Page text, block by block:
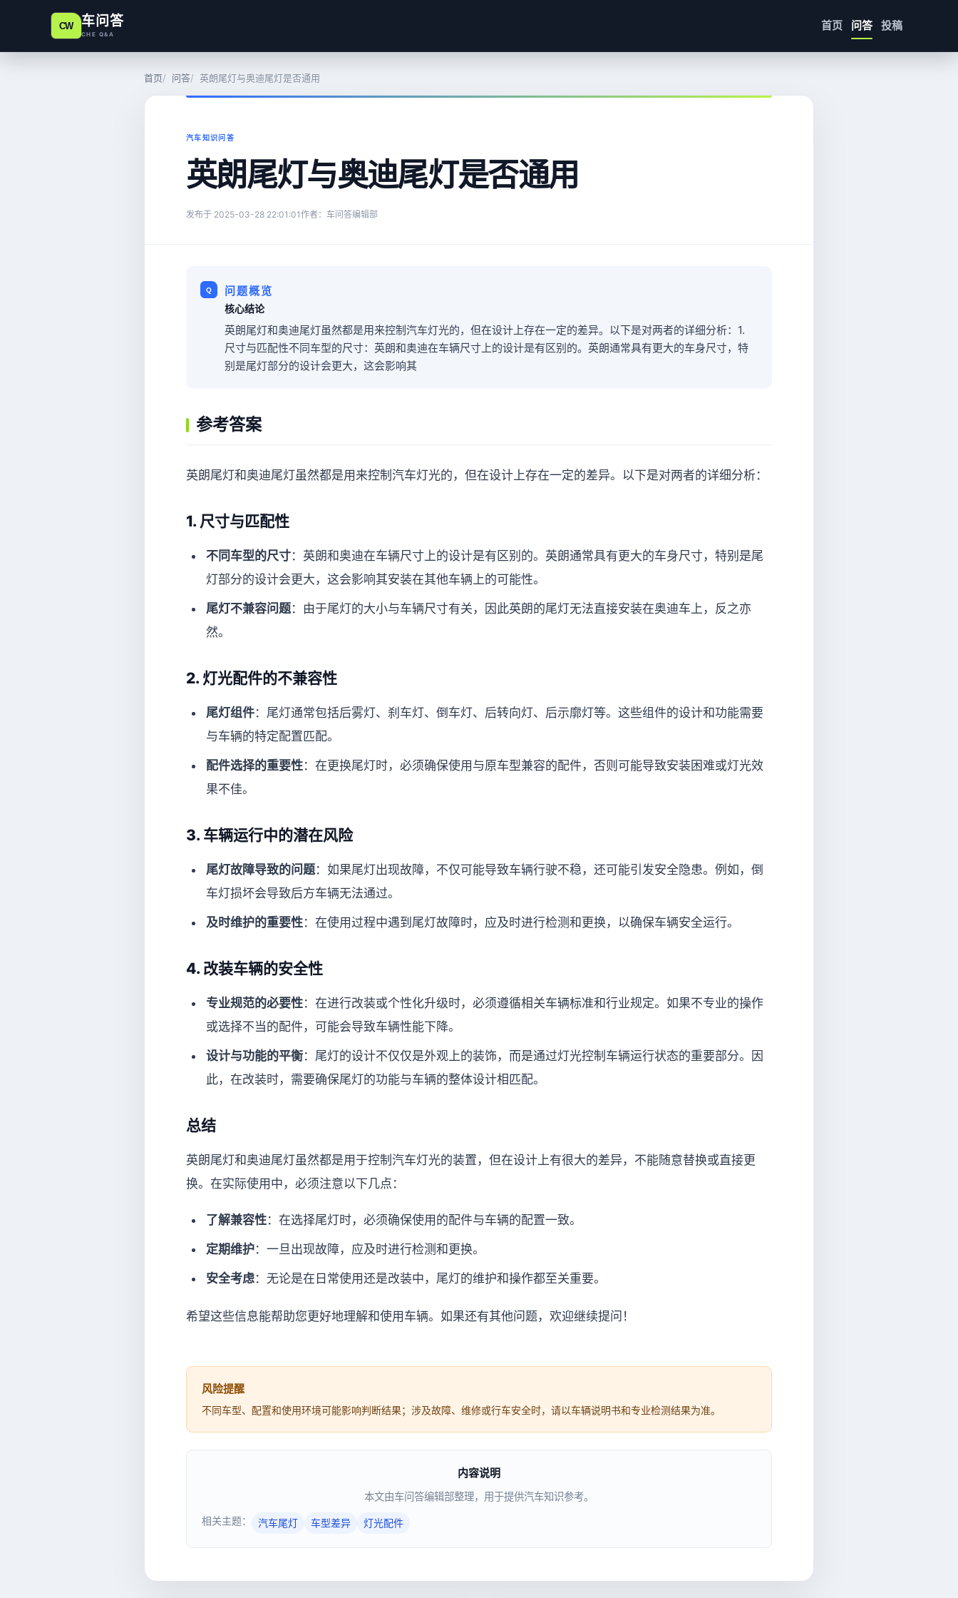
CW 车问答
CHE Q&A
首页 问答 投稿
首页 问答 英朗尾灯与奥迪尾灯是否通用
汽车知识问答
英朗尾灯与奥迪尾灯是否通用
发布于 2025-03-28 22:01:01作者：车问答编辑部
问题概览
核心结论
英朗尾灯和奥迪尾灯虽然都是用来控制汽车灯光的，但在设计上存在一定的差异。以下是对两者的详细分析：1.
尺寸与匹配性不同车型的尺寸：英朗和奥迪在车辆尺寸上的设计是有区别的。英朗通常具有更大的车身尺寸，特
别是尾灯部分的设计会更大，这会影响其
参考答案
英朗尾灯和奥迪尾灯虽然都是用来控制汽车灯光的，但在设计上存在一定的差异。以下是对两者的详细分析：
1. 尺寸与匹配性
不同车型的尺寸：英朗和奥迪在车辆尺寸上的设计是有区别的。英朗通常具有更大的车身尺寸，特别是尾
灯部分的设计会更大，这会影响其安装在其他车辆上的可能性。
尾灯不兼容问题：由于尾灯的大小与车辆尺寸有关，因此英朗的尾灯无法直接安装在奥迪车上，反之亦
然。
2. 灯光配件的不兼容性
尾灯组件：尾灯通常包括后雾灯、刹车灯、倒车灯、后转向灯、后示廓灯等。这些组件的设计和功能需要
与车辆的特定配置匹配。
配件选择的重要性：在更换尾灯时，必须确保使用与原车型兼容的配件，否则可能导致安装困难或灯光效
果不佳。
3. 车辆运行中的潜在风险
尾灯故障导致的问题：如果尾灯出现故障，不仅可能导致车辆行驶不稳，还可能引发安全隐患。例如，倒
车灯损坏会导致后方车辆无法通过。
及时维护的重要性：在使用过程中遇到尾灯故障时，应及时进行检测和更换，以确保车辆安全运行。
4. 改装车辆的安全性
专业规范的必要性：在进行改装或个性化升级时，必须遵循相关车辆标准和行业规定。如果不专业的操作
或选择不当的配件，可能会导致车辆性能下降。
设计与功能的平衡：尾灯的设计不仅仅是外观上的装饰，而是通过灯光控制车辆运行状态的重要部分。因
此，在改装时，需要确保尾灯的功能与车辆的整体设计相匹配。
总结
英朗尾灯和奥迪尾灯虽然都是用于控制汽车灯光的装置，但在设计上有很大的差异，不能随意替换或直接更
换。在实际使用中，必须注意以下几点：
了解兼容性：在选择尾灯时，必须确保使用的配件与车辆的配置一致。
定期维护：一旦出现故障，应及时进行检测和更换。
安全考虑：无论是在日常使用还是改装中，尾灯的维护和操作都至关重要。
希望这些信息能帮助您更好地理解和使用车辆。如果还有其他问题，欢迎继续提问！
风险提醒
不同车型、配置和使用环境可能影响判断结果；涉及故障、维修或行车安全时，请以车辆说明书和专业检测结果为准。
内容说明
本文由车问答编辑部整理，用于提供汽车知识参考。
相关主题：
汽车尾灯 车型差异 灯光配件